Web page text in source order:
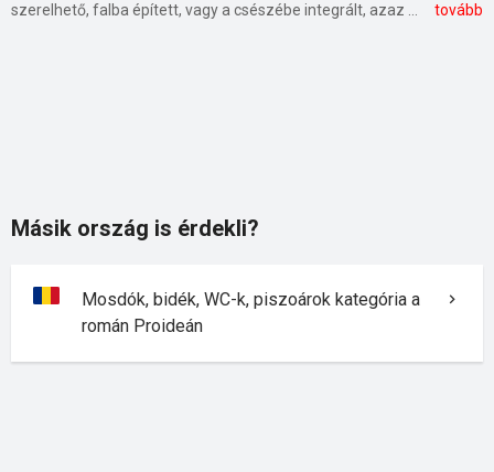
Másik ország is érdekli?
Mosdók, bidék, WC-k, piszoárok kategória a
román Proideán
tovább